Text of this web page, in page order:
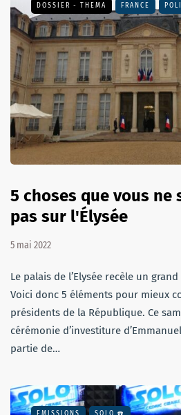
DOSSIER - THEMA FRANCE
5 choses que vous ne
pas sur l'Élysée
5 mai 2022
Le palais de l’Elysée recèle un
Voici donc 5 éléments pour mieux
présidents de la République. Ce
cérémonie d’investiture
partie de…